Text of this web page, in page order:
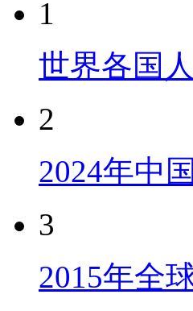
1
世界各国
2
2024年中
3
2015年全